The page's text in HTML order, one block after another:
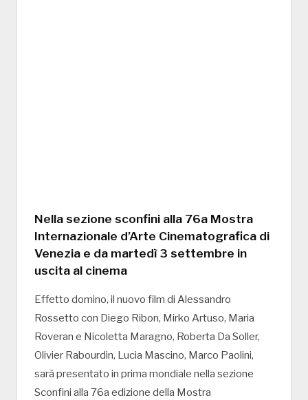
Nella sezione sconfini alla 76a Mostra
Internazionale d’Arte Cinematografica di
Venezia e da martedì 3 settembre in
uscita al cinema
Effetto domino, il nuovo film di Alessandro
Rossetto con Diego Ribon, Mirko Artuso, Maria
Roveran e Nicoletta Maragno, Roberta Da Soller,
Olivier Rabourdin, Lucia Mascino, Marco Paolini,
sarà presentato in prima mondiale nella sezione
Sconfini alla 76a edizione della Mostra